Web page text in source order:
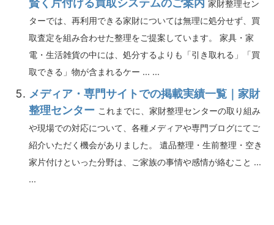
家財整理セン
ターでは、再利用できる家財については無理に処分せず、買
取査定を組み合わせた整理をご提案しています。 家具・家
電・生活雑貨の中には、処分するよりも「引き取れる」「買
取できる」物が含まれるケー ... ...
メディア・専門サイトでの掲載実績一覧｜家財
整理センター これまでに、家財整理センターの取り組み
や現場での対応について、各種メディアや専門ブログにてご
紹介いただく機会がありました。 遺品整理・生前整理・空き
家片付けといった分野は、ご家族の事情や感情が絡むこと ...
...